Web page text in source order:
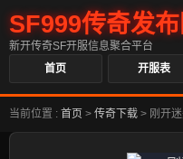
SF999传奇发
新开传奇SF开服信息聚合平台
首页
开服表
当前位置 : 首页 > 传奇下载 > 刚开